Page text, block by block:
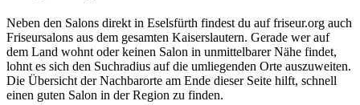
Neben den Salons direkt in Eselsfürth findest du auf friseur.org auch
Friseursalons aus dem gesamten Kaiserslautern. Gerade wer auf
dem Land wohnt oder keinen Salon in unmittelbarer Nähe findet,
lohnt es sich den Suchradius auf die umliegenden Orte auszuweiten.
Die Übersicht der Nachbarorte am Ende dieser Seite hilft, schnell
einen guten Salon in der Region zu finden.